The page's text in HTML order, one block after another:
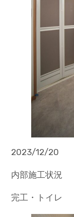
2023/12/20
内部施工状況
完工・トイレ